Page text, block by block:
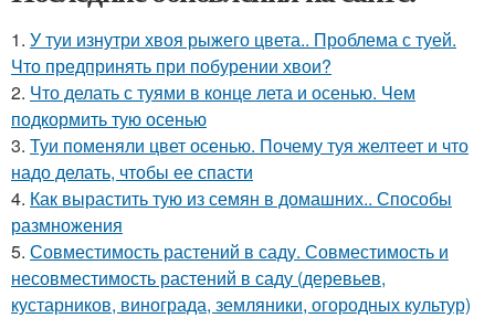
1. У туи изнутри хвоя рыжего цвета.. Проблема с туей.
Что предпринять при побурении хвои?
2. Что делать с туями в конце лета и осенью. Чем
подкормить тую осенью
3. Туи поменяли цвет осенью. Почему туя желтеет и что
надо делать, чтобы ее спасти
4. Как вырастить тую из семян в домашних.. Способы
размножения
5. Совместимость растений в саду. Совместимость и
несовместимость растений в саду (деревьев,
кустарников, винограда, земляники, огородных культур)